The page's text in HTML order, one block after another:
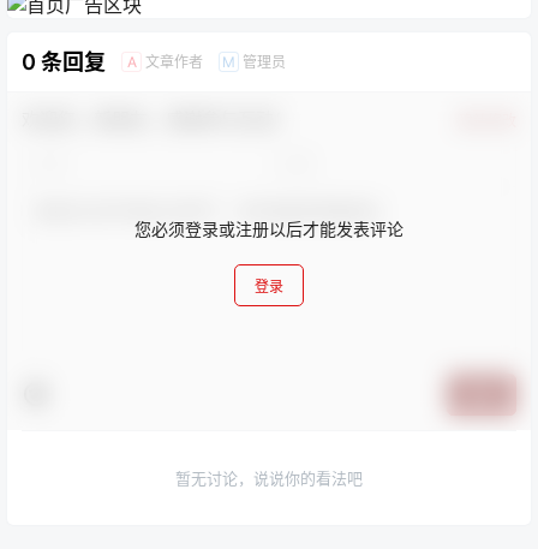
0 条回复 A 文章作者 M 管理员
您必须登录或注册以后才能发表评论
登录
暂无讨论，说说你的看法吧